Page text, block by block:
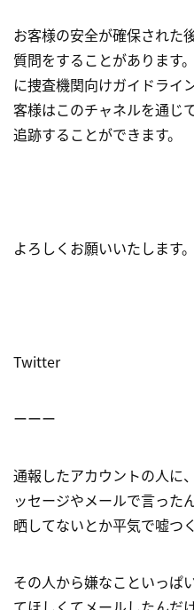
お客様の安全が確保された
質問をすることがあります
に捜査機関向けガイドライ
客様はこのチャネルを通じ
追跡することができます。
よろしくお願いいたします。
Twitter
ーーー
通報したアカウントの人に
ッセージやメールで言った
晒してないとか平気で嘘つ
その人から嫌なこといっぱ